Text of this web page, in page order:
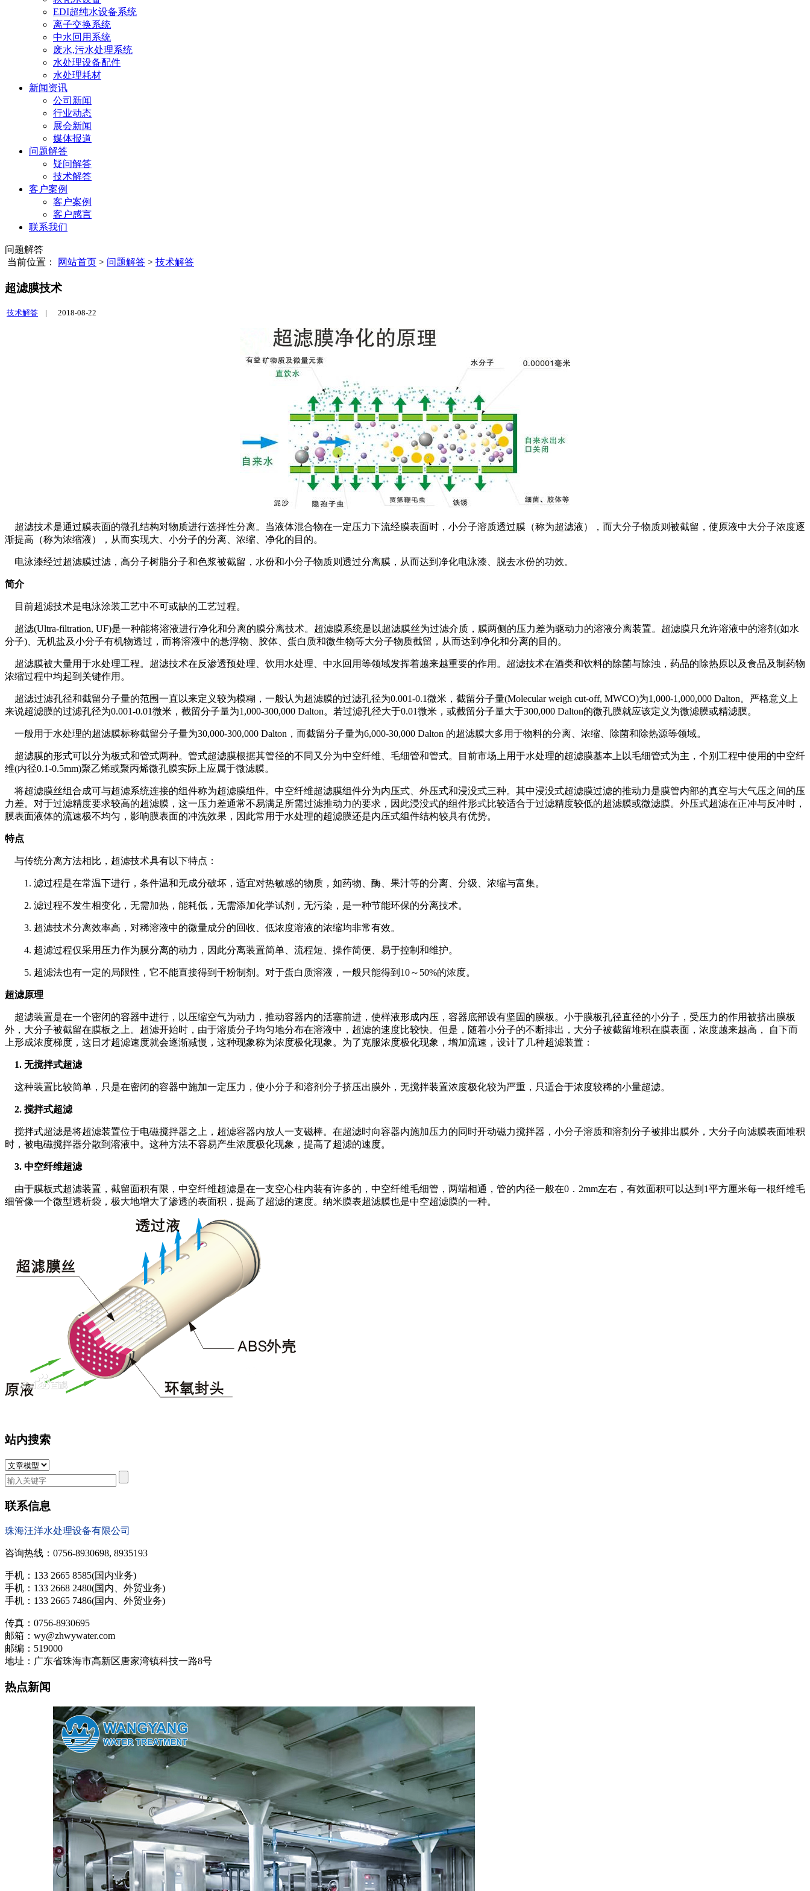
EDI超纯水设备系统
离子交换系统
中水回用系统
废水,污水处理系统
水处理设备配件
水处理耗材
新闻资讯
公司新闻
行业动态
展会新闻
媒体报道
问题解答
疑问解答
技术解答
客户案例
客户案例
客户感言
联系我们
问题解答
当前位置：
网站首页 > 问题解答 > 技术解答
超滤膜技术
技术解答 | 2018-08-22
超滤技术是通过膜表面的微孔结构对物质进行选择性分离。当液体混合物在一定压力下流经膜表面时，小分子溶质透过膜（称为超滤液），而大分子物质则被截留，使原液中大分子浓度逐
渐提高（称为浓缩液），从而实现大、小分子的分离、浓缩、净化的目的。
电泳漆经过超滤膜过滤，高分子树脂分子和色浆被截留，水份和小分子物质则透过分离膜，从而达到净化电泳漆、脱去水份的功效。
简介
目前超滤技术是电泳涂装工艺中不可或缺的工艺过程。
超滤(Ultra-filtration, UF)是一种能将溶液进行净化和分离的膜分离技术。超滤膜系统是以超滤膜丝为过滤介质，膜两侧的压力差为驱动力的溶液分离装置。超滤膜只允许溶液中的溶剂(如水
分子)、无机盐及小分子有机物透过，而将溶液中的悬浮物、胶体、蛋白质和微生物等大分子物质截留，从而达到净化和分离的目的。
超滤膜被大量用于水处理工程。超滤技术在反渗透预处理、饮用水处理、中水回用等领域发挥着越来越重要的作用。超滤技术在酒类和饮料的除菌与除浊，药品的除热原以及食品及制药物
浓缩过程中均起到关键作用。
超滤过滤孔径和截留分子量的范围一直以来定义较为模糊，一般认为超滤膜的过滤孔径为0.001-0.1微米，截留分子量(Molecular weigh cut-off, MWCO)为1,000-1,000,000 Dalton。严格意义上
来说超滤膜的过滤孔径为0.001-0.01微米，截留分子量为1,000-300,000 Dalton。若过滤孔径大于0.01微米，或截留分子量大于300,000 Dalton的微孔膜就应该定义为微滤膜或精滤膜。
一般用于水处理的超滤膜标称截留分子量为30,000-300,000 Dalton，而截留分子量为6,000-30,000 Dalton 的超滤膜大多用于物料的分离、浓缩、除菌和除热源等领域。
超滤膜的形式可以分为板式和管式两种。管式超滤膜根据其管径的不同又分为中空纤维、毛细管和管式。目前市场上用于水处理的超滤膜基本上以毛细管式为主，个别工程中使用的中空纤
维(内径0.1-0.5mm)聚乙烯或聚丙烯微孔膜实际上应属于微滤膜。
将超滤膜丝组合成可与超滤系统连接的组件称为超滤膜组件。中空纤维超滤膜组件分为内压式、外压式和浸没式三种。其中浸没式超滤膜过滤的推动力是膜管内部的真空与大气压之间的压
力差。对于过滤精度要求较高的超滤膜，这一压力差通常不易满足所需过滤推动力的要求，因此浸没式的组件形式比较适合于过滤精度较低的超滤膜或微滤膜。外压式超滤在正冲与反冲时，
膜表面液体的流速极不均匀，影响膜表面的冲洗效果，因此常用于水处理的超滤膜还是内压式组件结构较具有优势。
特点
与传统分离方法相比，超滤技术具有以下特点：
1. 滤过程是在常温下进行，条件温和无成分破坏，适宜对热敏感的物质，如药物、酶、果汁等的分离、分级、浓缩与富集。
2. 滤过程不发生相变化，无需加热，能耗低，无需添加化学试剂，无污染，是一种节能环保的分离技术。
3. 超滤技术分离效率高，对稀溶液中的微量成分的回收、低浓度溶液的浓缩均非常有效。
4. 超滤过程仅采用压力作为膜分离的动力，因此分离装置简单、流程短、操作简便、易于控制和维护。
5. 超滤法也有一定的局限性，它不能直接得到干粉制剂。对于蛋白质溶液，一般只能得到10～50%的浓度。
超滤原理
超滤装置是在一个密闭的容器中进行，以压缩空气为动力，推动容器内的活塞前进，使样液形成内压，容器底部设有坚固的膜板。小于膜板孔径直径的小分子，受压力的作用被挤出膜板
外，大分子被截留在膜板之上。超滤开始时，由于溶质分子均匀地分布在溶液中，超滤的速度比较快。但是，随着小分子的不断排出，大分子被截留堆积在膜表面，浓度越来越高， 自下而
上形成浓度梯度，这日才超滤速度就会逐渐减慢，这种现象称为浓度极化现象。为了克服浓度极化现象，增加流速，设计了几种超滤装置：
1. 无搅拌式超滤
这种装置比较简单，只是在密闭的容器中施加一定压力，使小分子和溶剂分子挤压出膜外，无搅拌装置浓度极化较为严重，只适合于浓度较稀的小量超滤。
2. 搅拌式超滤
搅拌式超滤是将超滤装置位于电磁搅拌器之上，超滤容器内放人一支磁棒。在超滤时向容器内施加压力的同时开动磁力搅拌器，小分子溶质和溶剂分子被排出膜外，大分子向滤膜表面堆积
时，被电磁搅拌器分散到溶液中。这种方法不容易产生浓度极化现象，提高了超滤的速度。
3. 中空纤维超滤
由于膜板式超滤装置，截留面积有限，中空纤维超滤是在一支空心柱内装有许多的，中空纤维毛细管，两端相通，管的内径一般在0．2mm左右，有效面积可以达到1平方厘米每一根纤维毛
细管像一个微型透析袋，极大地增大了渗透的表面积，提高了超滤的速度。纳米膜表超滤膜也是中空超滤膜的一种。
站内搜索
联系信息
珠海汪洋水处理设备有限公司
咨询热线：0756-8930698, 8935193
手机：133 2665 8585(国内业务)
手机：133 2668 2480(国内、外贸业务)
手机：133 2665 7486(国内、外贸业务)
传真：0756-8930695
邮箱：wy@zhwywater.com
邮编：519000
地址：广东省珠海市高新区唐家湾镇科技一路8号
热点新闻